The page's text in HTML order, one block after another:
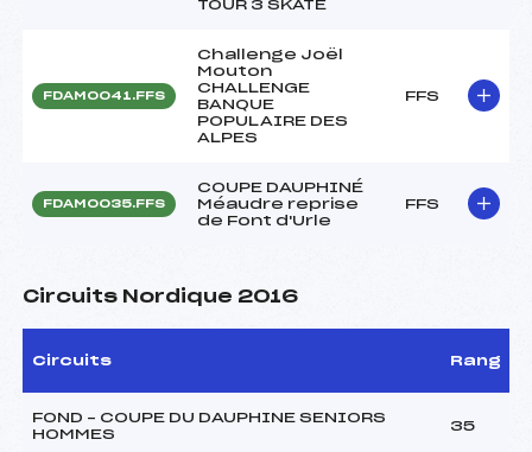
TOUR 3 SKATE
FDAM0041.FFS
Challenge Joël
Mouton
CHALLENGE
BANQUE
POPULAIRE DES
ALPES
FFS
FDAM0035.FFS
COUPE DAUPHINÉ
Méaudre reprise
de Font d'Urle
FFS
Circuits Nordique 2016
Circuits Rang
FOND – COUPE DU DAUPHINE SENIORS
HOMMES
35